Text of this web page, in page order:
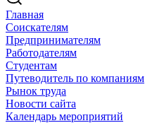
Главная
Соискателям
Предпринимателям
Работодателям
Студентам
Путеводитель по компаниям
Рынок труда
Новости сайта
Календарь мероприятий